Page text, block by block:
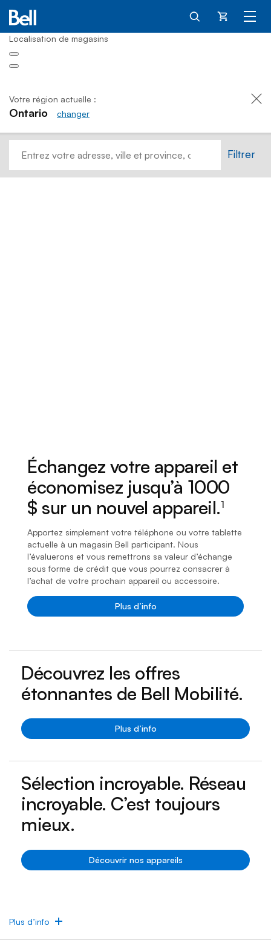
Panier
Localisation de magasins​​
Votre région actuelle :
Ontario changer
Accueil Filtrer
Échangez votre appareil et
économisez jusqu’à 1000
$ sur un nouvel appareil.1
Apportez simplement votre téléphone ou votre tablette
actuelle à un magasin Bell participant. Nous
l’évaluerons et vous remettrons sa valeur d’échange
sous forme de crédit que vous pourrez consacrer à
l’achat de votre prochain appareil ou accessoire.
Plus d’info
Découvrez les offres
étonnantes de Bell Mobilité.
Plus d’info
Sélection incroyable. Réseau
incroyable. C’est toujours
mieux.
Découvrir nos appareils
Plus d’info